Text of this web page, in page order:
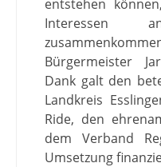
entstehen
Interessen
Bürgermeister
Dank galt den
Landkreis
Ride, den
dem Verband
Umsetzung